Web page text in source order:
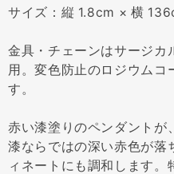
サイズ：縦 1.8cm × 横
金具・チェーンはサージカ
用。変色防止のロジウムコ
す。
赤い漆塗りのペンダントが
漆ならではの深い赤色が落
ィネートにも調和します